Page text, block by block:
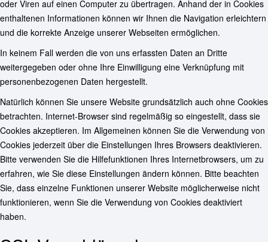
oder Viren auf einen Computer zu übertragen. Anhand der in Cookies
enthaltenen Informationen können wir Ihnen die Navigation erleichtern
und die korrekte Anzeige unserer Webseiten ermöglichen.
In keinem Fall werden die von uns erfassten Daten an Dritte
weitergegeben oder ohne Ihre Einwilligung eine Verknüpfung mit
personenbezogenen Daten hergestellt.
Natürlich können Sie unsere Website grundsätzlich auch ohne Cookies
betrachten. Internet-Browser sind regelmäßig so eingestellt, dass sie
Cookies akzeptieren. Im Allgemeinen können Sie die Verwendung von
Cookies jederzeit über die Einstellungen Ihres Browsers deaktivieren.
Bitte verwenden Sie die Hilfefunktionen Ihres Internetbrowsers, um zu
erfahren, wie Sie diese Einstellungen ändern können. Bitte beachten
Sie, dass einzelne Funktionen unserer Website möglicherweise nicht
funktionieren, wenn Sie die Verwendung von Cookies deaktiviert
haben.